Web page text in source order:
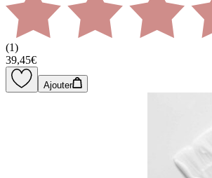
(1)
39,45€
Ajouter